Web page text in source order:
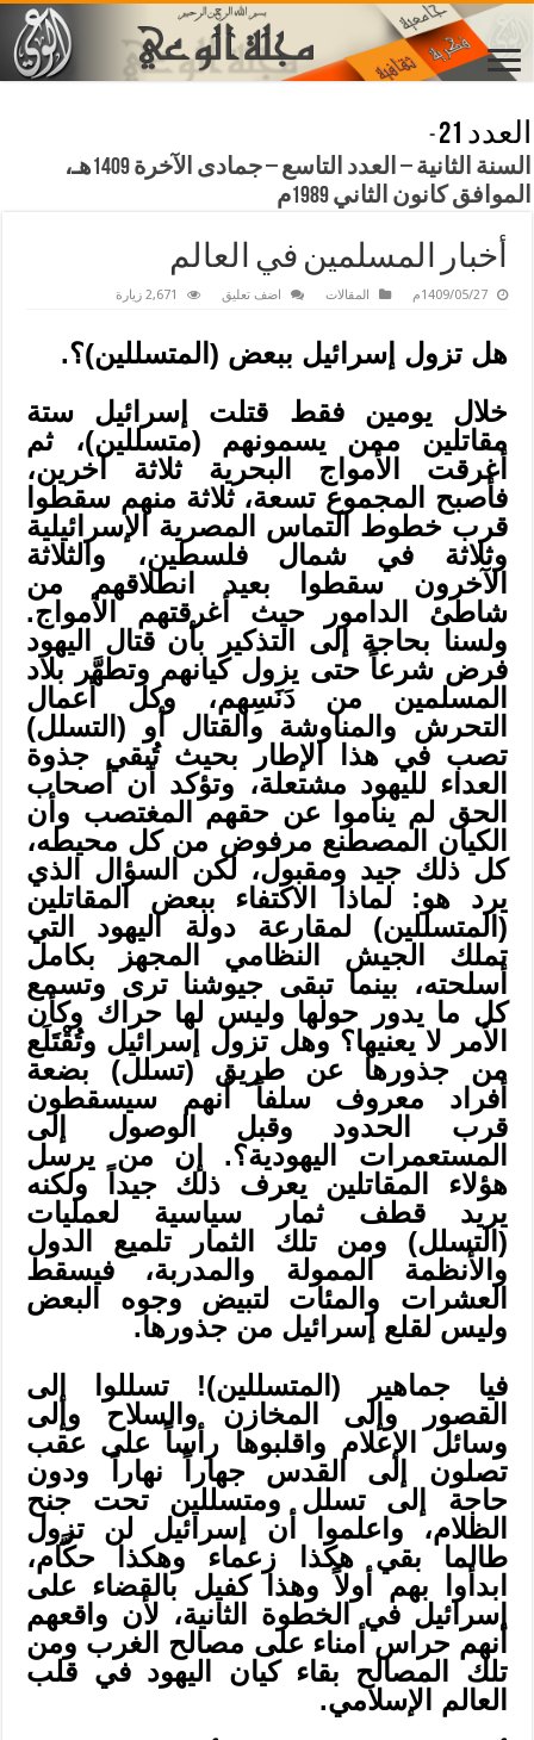
العدد 21
-
السنة الثانية – العدد التاسع – جمادى الآخرة 1409هـ،
الموافق كانون الثاني 1989م
أخبار المسلمين في العالم
1409/05/27م المقالات اضف تعليق 2,671 زيارة
هل تزول إسرائيل ببعض (المتسللين)؟.
خلال يومين فقط قتلت إسرائيل ستة
مقاتلين ممن يسمونهم (متسللين)، ثم
أغرقت الأمواج البحرية ثلاثة آخرين،
فأصبح المجموع تسعة، ثلاثة منهم سقطوا
قرب خطوط التماس المصرية الإسرائيلية
وثلاثة في شمال فلسطين، والثلاثة
الآخرون سقطوا بعيد انطلاقهم من
شاطئ الدامور حيث أغرقتهم الأمواج.
ولسنا بحاجة إلى التذكير بأن قتال اليهود
فرض شرعاً حتى يزول كيانهم وتطهَّر بلاد
المسلمين من دَنَسِهم، وكل أعمال
التحرش والمناوشة والقتال أو (التسلل)
تصب في هذا الإطار بحيث تُبقي جذوة
العداء لليهود مشتعلة، وتؤكد أن أصحاب
الحق لم يناموا عن حقهم المغتصب وأن
الكيان المصطنع مرفوض من كل محيطه،
كل ذلك جيد ومقبول، لكن السؤال الذي
يرد هو: لماذا الاكتفاء ببعض المقاتلين
(المتسللين) لمقارعة دولة اليهود التي
تملك الجيش النظامي المجهز بكامل
أسلحته، بينما تبقى جيوشنا ترى وتسمع
كل ما يدور حولها وليس لها حراك وكأن
الأمر لا يعنيها؟ وهل تزول إسرائيل وتُقْتَلَع
من جذورها عن طريق (تسلل) بضعة
أفراد معروف سلفاً أنهم سيسقطون
قرب الحدود وقبل الوصول إلى
المستعمرات اليهودية؟. إن من يرسل
هؤلاء المقاتلين يعرف ذلك جيداً ولكنه
يريد قطف ثمار سياسية لعمليات
(التسلل) ومن تلك الثمار تلميع الدول
والأنظمة الممولة والمدربة، فيسقط
العشرات والمئات لتبيض وجوه البعض
وليس لقلع إسرائيل من جذورها.
فيا جماهير (المتسللين)! تسللوا إلى
القصور وإلى المخازن والسلاح وإلى
وسائل الإعلام واقلبوها رأساً على عقب
تصلون إلى القدس جهاراً نهاراً ودون
حاجة إلى تسلل ومتسللين تحت جنح
الظلام، واعلموا أن إسرائيل لن تزول
طالما بقي هكذا زعماء وهكذا حكَّام،
ابدأوا بهم أولاً وهذا كفيل بالقضاء على
إسرائيل في الخطوة الثانية، لأن واقعهم
أنهم حراس أمناء على مصالح الغرب ومن
تلك المصالح بقاء كيان اليهود في قلب
العالم الإسلامي.